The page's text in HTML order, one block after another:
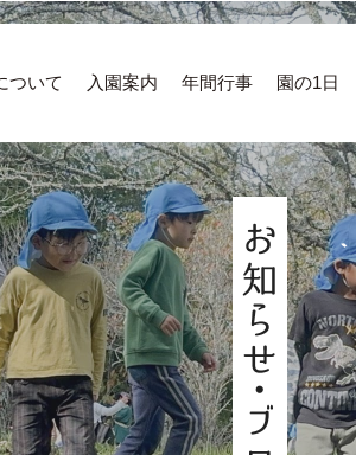
ついて 入園案内 年間行事 園の1日